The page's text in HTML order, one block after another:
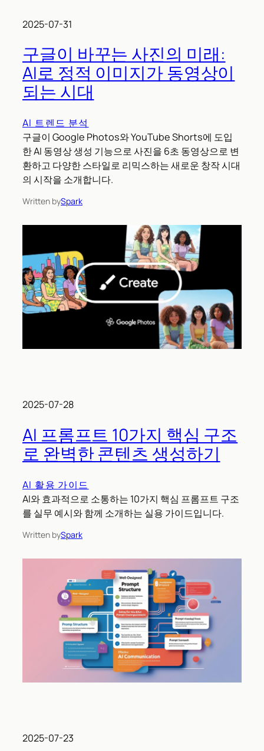
2025-07-31
구글이 바꾸는 사진의 미래:
AI로 정적 이미지가 동영상이
되는 시대
AI 트렌드 분석
구글이 Google Photos와 YouTube Shorts에 도입
한 AI 동영상 생성 기능으로 사진을 6초 동영상으로 변
환하고 다양한 스타일로 리믹스하는 새로운 창작 시대
의 시작을 소개합니다.
Written bySpark
2025-07-28
AI 프롬프트 10가지 핵심 구조
로 완벽한 콘텐츠 생성하기
AI 활용 가이드
AI와 효과적으로 소통하는 10가지 핵심 프롬프트 구조
를 실무 예시와 함께 소개하는 실용 가이드입니다.
Written bySpark
2025-07-23